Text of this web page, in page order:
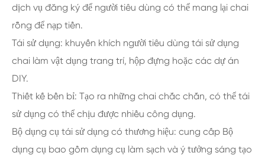
dịch vụ đăng ký để người tiêu dùng có thể mang lại chai
rỗng để nạp tiền.
Tái sử dụng: khuyến khích người tiêu dùng tái sử dụng
chai làm vật dụng trang trí, hộp đựng hoặc các dự án
DIY.
Thiết kế bền bỉ: Tạo ra những chai chắc chắn, có thể tái
sử dụng có thể chịu được nhiều công dụng.
Bộ dụng cụ tái sử dụng có thương hiệu: cung cấp Bộ
dụng cụ bao gồm dụng cụ làm sạch và ý tưởng sáng tạo